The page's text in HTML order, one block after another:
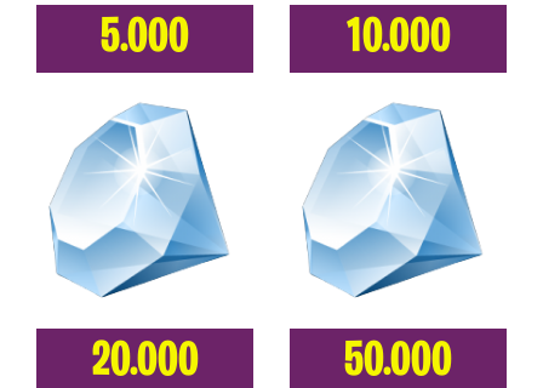
5.000 10.000
20.000 50.000